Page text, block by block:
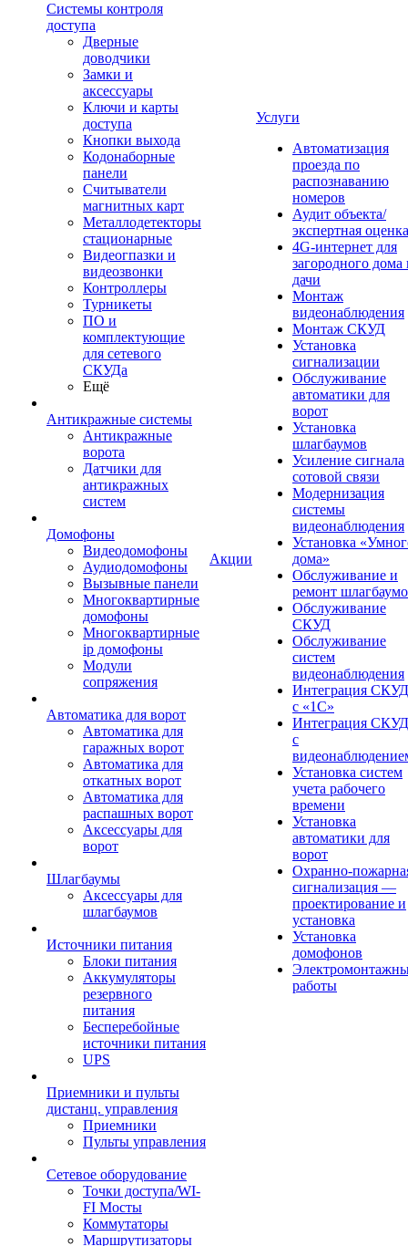
Системы контроля
доступа
Дверные
доводчики
Замки и
аксессуары
Ключи и карты
доступа
Кнопки выхода
Кодонаборные
панели
Считыватели
магнитных карт
Металлодетекторы
стационарные
Видеогпазки и
видеозвонки
Контроллеры
Турникеты
ПО и
комплектующие
для сетевого
СКУДа
Ещё
Антикражные системы
Антикражные
ворота
Датчики для
антикражных
систем
Домофоны
Видеодомофоны
Аудиодомофоны
Вызывные панели
Многоквартирные
домофоны
Многоквартирные
ip домофоны
Модули
сопряжения
Автоматика для ворот
Автоматика для
гаражных ворот
Автоматика для
откатных ворот
Автоматика для
распашных ворот
Аксессуары для
ворот
Шлагбаумы
Аксессуары для
шлагбаумов
Источники питания
Блоки питания
Аккумуляторы
резервного
питания
Бесперебойные
источники питания
UPS
Приемники и пульты
дистанц. управления
Приемники
Пульты управления
Сетевое оборудование
Точки доступа/WI-
FI Мосты
Коммутаторы
Маршрутизаторы
Акции
Услуги
Автоматизация
проезда по
распознаванию
номеров
Аудит объекта/
экспертная оценка
4G-интернет для
загородного дома
дачи
Монтаж
видеонаблюдения
Монтаж СКУД
Установка
сигнализации
Обслуживание
автоматики для
ворот
Установка
шлагбаумов
Усиление сигнала
сотовой связи
Модернизация
системы
видеонаблюдения
Установка
дома»
Обслуживание и
ремонт
Обслуживание
СКУД
Обслуживание
систем
видеонаблюдения
Интеграция СКУД
с «1С»
Интеграция СКУД
с
Установка систем
учета рабочего
времени
Установка
автоматики для
ворот
Охранно-
сигнализация —
проектирование и
установка
Установка
домофонов
работы